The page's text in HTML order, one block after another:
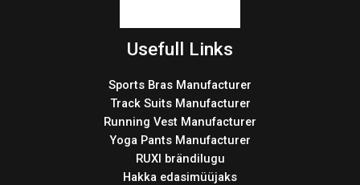
Usefull Links
Sports Bras Manufacturer
Track Suits Manufacturer
Running Vest Manufacturer
Yoga Pants Manufacturer
RUXI brändilugu
Hakka edasimüüjaks